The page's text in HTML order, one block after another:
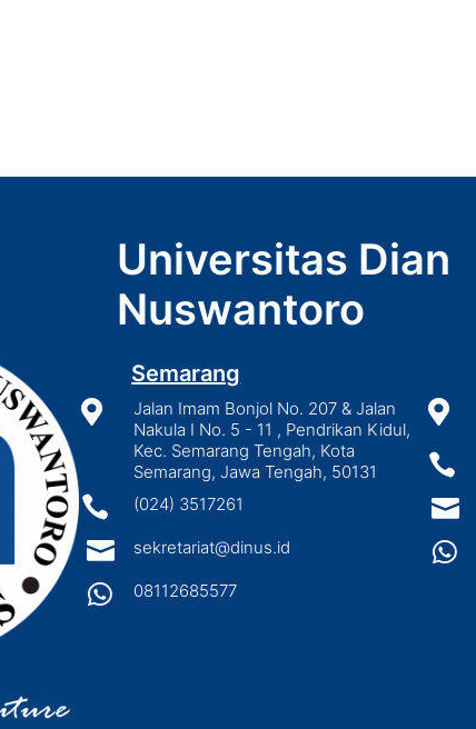
Universitas Dian
Nuswantoro
Semarang

Jalan Imam Bonjol No. 207 & Jalan
Nakula I No. 5 - 11 , Pendrikan Kidul,
Kec. Semarang Tengah, Kota
Semarang, Jawa Tengah, 50131
 (024) 3517261
 sekretariat@dinus.id
 08112685577



